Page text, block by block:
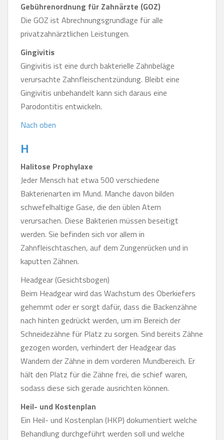
Gebührenordnung für Zahnärzte (GOZ)
Die GOZ ist Abrechnungsgrundlage für alle
privatzahnärztlichen Leistungen.
Gingivitis
Gingivitis ist eine durch bakterielle Zahnbeläge
verursachte Zahnfleischentzündung. Bleibt eine
Gingivitis unbehandelt kann sich daraus eine
Parodontitis entwickeln.
Nach oben
H
Halitose Prophylaxe
Jeder Mensch hat etwa 500 verschiedene
Bakterienarten im Mund. Manche davon bilden
schwefelhaltige Gase, die den üblen Atem
verursachen. Diese Bakterien müssen beseitigt
werden. Sie befinden sich vor allem in
Zahnfleischtaschen, auf dem Zungenrücken und in
kaputten Zähnen.
Headgear (Gesichtsbogen)
Beim Headgear wird das Wachstum des Oberkiefers
gehemmt oder er sorgt dafür, dass die Backenzähne
nach hinten gedrückt werden, um im Bereich der
Schneidezähne für Platz zu sorgen. Sind bereits Zähne
gezogen worden, verhindert der Headgear das
Wandern der Zähne in dem vorderen Mundbereich. Er
hält den Platz für die Zähne frei, die schief waren,
sodass diese sich gerade ausrichten können.
Heil- und Kostenplan
Ein Heil- und Kostenplan (HKP) dokumentiert welche
Behandlung durchgeführt werden soll und welche